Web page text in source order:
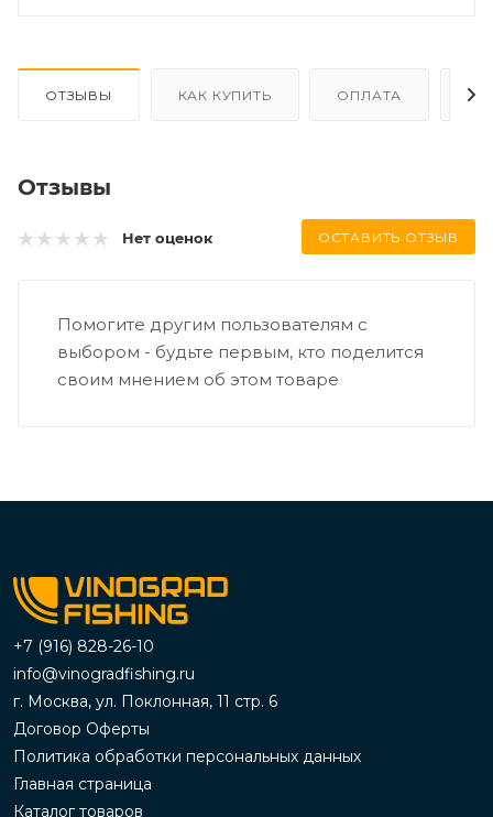
ОТЗЫВЫ КАК КУПИТЬ ОПЛАТА
Отзывы
Нет оценок ОСТАВИТЬ ОТЗЫВ
Помогите другим пользователям с
выбором - будьте первым, кто поделится
своим мнением об этом товаре
+7 (916) 828-26-10
info@vinogradfishing.ru
г. Москва, ул. Поклонная, 11 стр. 6
Договор Оферты
Политика обработки персональных данных
Главная страница
Каталог товаров